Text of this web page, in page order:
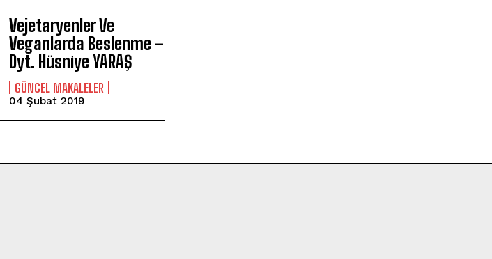
Vejetaryenler Ve
Veganlarda Beslenme –
Dyt. Hüsniye YARAŞ
GÜNCEL MAKALELER
04 Şubat 2019